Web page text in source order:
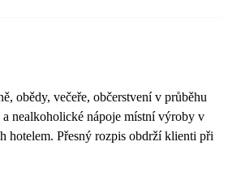
obědy, večeře, občerstvení v průběhu
nealkoholické nápoje místní výroby v
hotelem. Přesný rozpis obdrží klienti při